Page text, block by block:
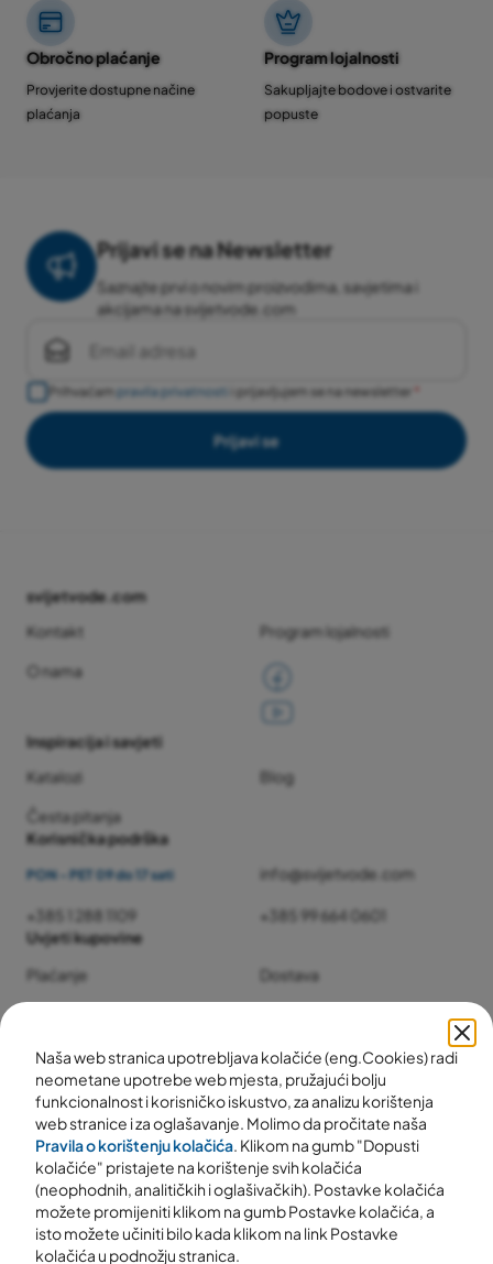
Naša web stranica upotrebljava kolačiće (eng.Cookies) radi
neometane upotrebe web mjesta, pružajući bolju
funkcionalnost i korisničko iskustvo, za analizu korištenja
web stranice i za oglašavanje. Molimo da pročitate naša
Pravila o korištenju kolačića. Klikom na gumb "Dopusti
kolačiće" pristajete na korištenje svih kolačića
(neophodnih, analitičkih i oglašivačkih). Postavke kolačića
možete promijeniti klikom na gumb Postavke kolačića, a
isto možete učiniti bilo kada klikom na link Postavke
kolačića u podnožju stranica.
Obročno plaćanje
Provjerite dostupne načine
plaćanja
Program lojalnosti
Sakupljajte bodove i ostvarite
popuste
Prijavi se na Newsletter
Saznajte prvi o novim proizvodima, savjetima i
akcijama na svijetvode.com
Prihvaćam pravila privatnosti i prijavljujem se na newsletter
Prijavi se
svijetvode.com
Kontakt
Program lojalnosti
O nama
Inspiracija i savjeti
Katalozi
Blog
Česta pitanja
Korisnička podrška
PON - PET 09 do 17 sati info@svijetvode.com
+385 1 288 1109
+385 99 664 0601
Uvjeti kupovine
Plaćanje
Dostava